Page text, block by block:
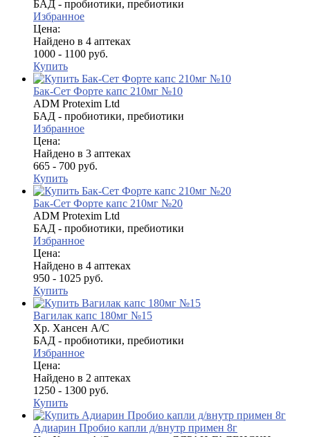
БАД - пробиотики, пребиотики
Избранное
Цена:
Найдено в 4 аптеках
1000 - 1100 руб.
Купить
Бак-Сет Форте капс 210мг №10
ADM Protexim Ltd
БАД - пробиотики, пребиотики
Избранное
Цена:
Найдено в 3 аптеках
665 - 700 руб.
Купить
Бак-Сет Форте капс 210мг №20
ADM Protexim Ltd
БАД - пробиотики, пребиотики
Избранное
Цена:
Найдено в 4 аптеках
950 - 1025 руб.
Купить
Вагилак капс 180мг №15
Хр. Хансен А/С
БАД - пробиотики, пребиотики
Избранное
Цена:
Найдено в 2 аптеках
1250 - 1300 руб.
Купить
Адиарин Пробио капли д/внутр примен 8г